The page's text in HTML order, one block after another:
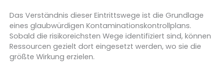
Das Verständnis dieser Eintrittswege ist die Grundlage
eines glaubwürdigen Kontaminationskontrollplans.
Sobald die risikoreichsten Wege identifiziert sind, können
Ressourcen gezielt dort eingesetzt werden, wo sie die
größte Wirkung erzielen.